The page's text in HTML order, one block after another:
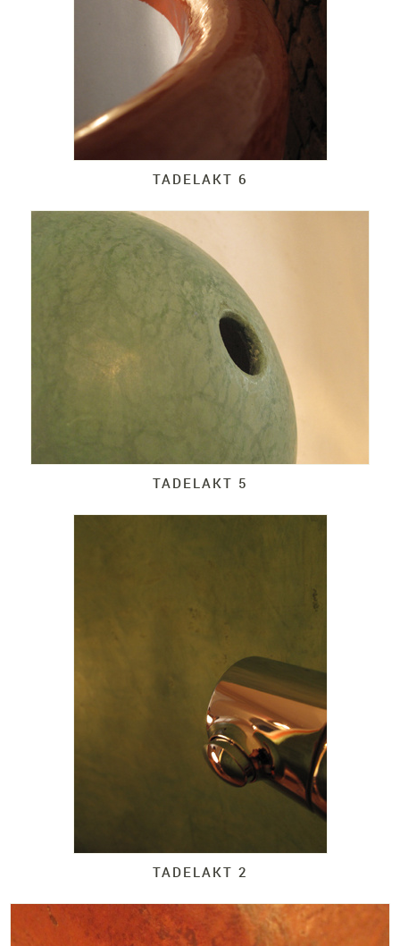
TADELAKT 6
TADELAKT 5
TADELAKT 2